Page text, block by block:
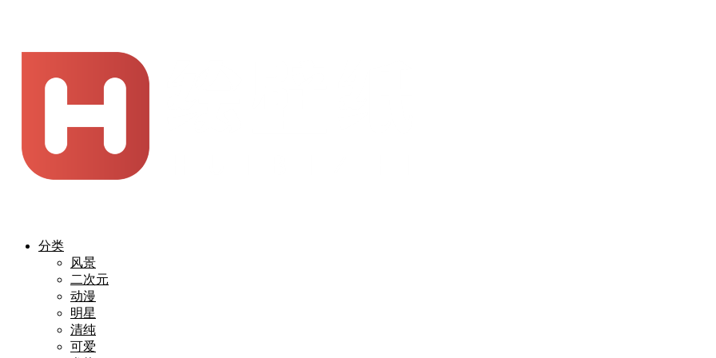
分类
风景
二次元
动漫
明星
清纯
可爱